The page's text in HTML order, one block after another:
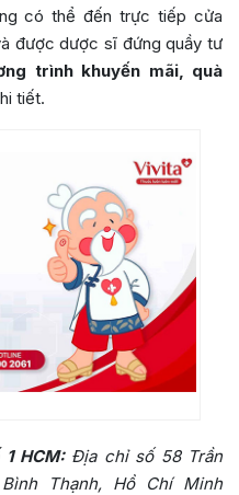
có thể đến trực tiếp cửa
được dược sĩ đứng quầy tư
trình khuyến mãi, quà
tiết.
HCM: Địa chỉ số 58 Trần
Thạnh, Hồ Chí Minh